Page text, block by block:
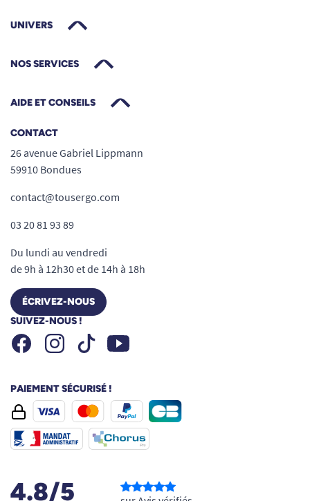
UNIVERS
NOS SERVICES
AIDE ET CONSEILS
CONTACT
26 avenue Gabriel Lippmann
59910 Bondues
contact@tousergo.com
03 20 81 93 89
Du lundi au vendredi
de 9h à 12h30 et de 14h à 18h
ÉCRIVEZ-NOUS
SUIVEZ-NOUS !
FacebookInstagramTiktok Youtube
PAIEMENT SÉCURISÉ !
4.8/5